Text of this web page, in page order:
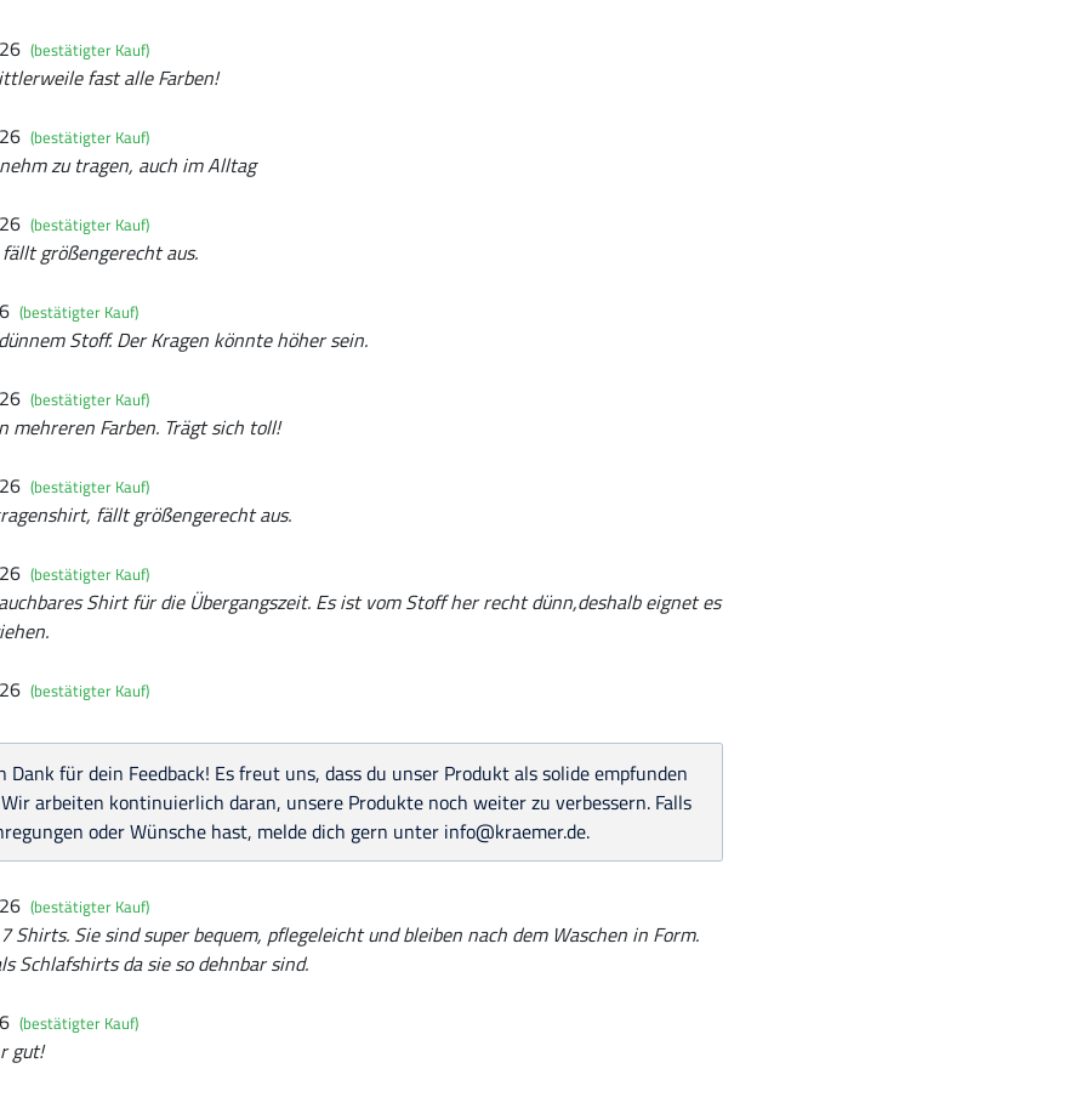
(bestätigter Kauf)
fast alle Farben!
(bestätigter Kauf)
zu tragen, auch im Alltag
(bestätigter Kauf)
größengerecht aus.
(bestätigter Kauf)
Stoff. Der Kragen könnte höher sein.
(bestätigter Kauf)
Farben. Trägt sich toll!
(bestätigter Kauf)
fällt größengerecht aus.
(bestätigter Kauf)
Shirt für die Übergangszeit. Es ist vom Stoff her recht dünn,deshalb eignet es
(bestätigter Kauf)
Dank für dein Feedback! Es freut uns, dass du unser Produkt als solide empfunden
arbeiten kontinuierlich daran, unsere Produkte noch weiter zu verbessern. Falls
oder Wünsche hast, melde dich gern unter info@kraemer.de.
(bestätigter Kauf)
Shirts. Sie sind super bequem, pflegeleicht und bleiben nach dem Waschen in Form.
Schlafshirts da sie so dehnbar sind.
(bestätigter Kauf)
gut!